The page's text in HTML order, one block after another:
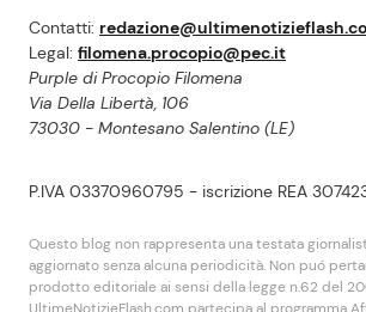
Contatti:
Legal: filomena.procopio@pec.it
Purple di Procopio Filomena
Via Della Libertà, 106
73030 - Montesano Salentino (LE)
P.IVA 03370960795 - iscrizione REA
Questo blog non rappresenta una testata
aggiornato senza alcuna periodicità. Non puó
prodotto editoriale ai sensi della legge n.62 del